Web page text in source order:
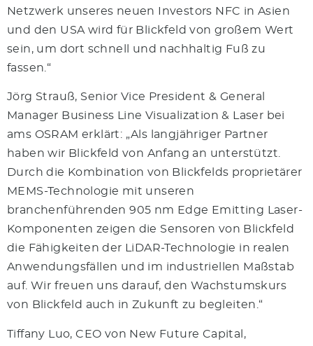
Netzwerk unseres neuen Investors NFC in Asien
und den USA wird für Blickfeld von großem Wert
sein, um dort schnell und nachhaltig Fuß zu
fassen.“
Jörg Strauß, Senior Vice President & General
Manager Business Line Visualization & Laser bei
ams OSRAM erklärt: „Als langjähriger Partner
haben wir Blickfeld von Anfang an unterstützt.
Durch die Kombination von Blickfelds proprietärer
MEMS-Technologie mit unseren
branchenführenden 905 nm Edge Emitting Laser-
Komponenten zeigen die Sensoren von Blickfeld
die Fähigkeiten der LiDAR-Technologie in realen
Anwendungsfällen und im industriellen Maßstab
auf. Wir freuen uns darauf, den Wachstumskurs
von Blickfeld auch in Zukunft zu begleiten.“
Tiffany Luo, CEO von New Future Capital,